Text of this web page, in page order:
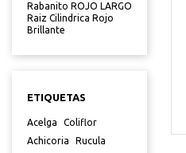
Rabanito ROJO LARGO
Raiz Cilindrica Rojo
Brillante
ETIQUETAS
Acelga
Coliflor
Achicoria
Rucula